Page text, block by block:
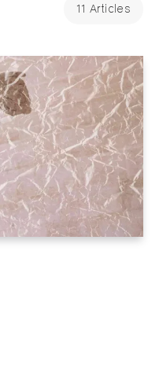
11 Articles